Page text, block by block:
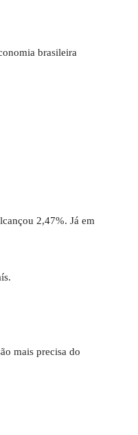
brasileira
2,47%. Já em
mais precisa do